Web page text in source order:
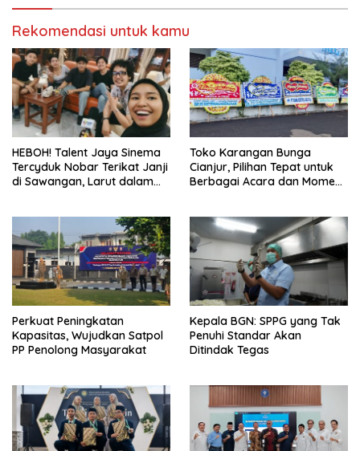
Rekomendasi untuk kamu
HEBOH! Talent Jaya Sinema
Tercyduk Nobar Terikat Janji
di Sawangan, Larut dalam
Toko Karangan Bunga
Cianjur, Pilihan Tepat untuk
Berbagai Acara dan Momen
Perkuat Peningkatan
Kapasitas, Wujudkan Satpol
PP Penolong Masyarakat
Kepala BGN: SPPG yang Tak
Penuhi Standar Akan
Ditindak Tegas